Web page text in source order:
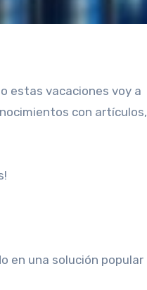
estas vacaciones voy a
con artículos,
en una solución popular